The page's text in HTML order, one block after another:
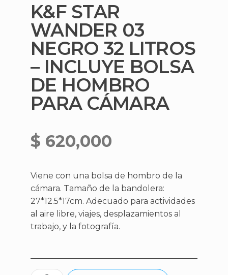
K&F STAR
WANDER 03
NEGRO 32 LITROS
– INCLUYE BOLSA
DE HOMBRO
PARA CÁMARA
$ 620,000
Viene con una bolsa de hombro de la
cámara. Tamaño de la bandolera:
27*12.5*17cm. Adecuado para actividades
al aire libre, viajes, desplazamientos al
trabajo, y la fotografía.